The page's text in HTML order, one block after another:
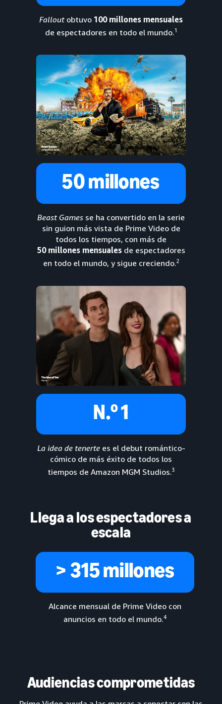
Falloutobtuvo 100 millones mensuales
de espectadores en todo el mundo.1
50 millones
Beast Games se ha convertido en la serie
sin guion más vista de Prime Video de
todos los tiempos, con más de
50 millones mensualesde espectadores
en todo el mundo, y sigue creciendo.2
N.º 1
La idea de tenertees el debut romántico-
cómico de más éxito de todos los
tiempos de Amazon MGM Studios.3
Llega a los espectadores a
escala
> 315 millones
Alcance mensual de Prime Video con
anuncios en todo el mundo.4
Audiencias comprometidas